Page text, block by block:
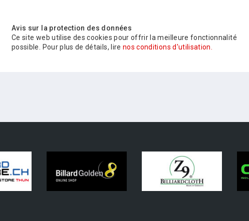
Avis sur la protection des données
Ce site web utilise des cookies pour offrir la meilleure fonctionnalité
possible. Pour plus de détails, lire nos conditions d'utilisation.